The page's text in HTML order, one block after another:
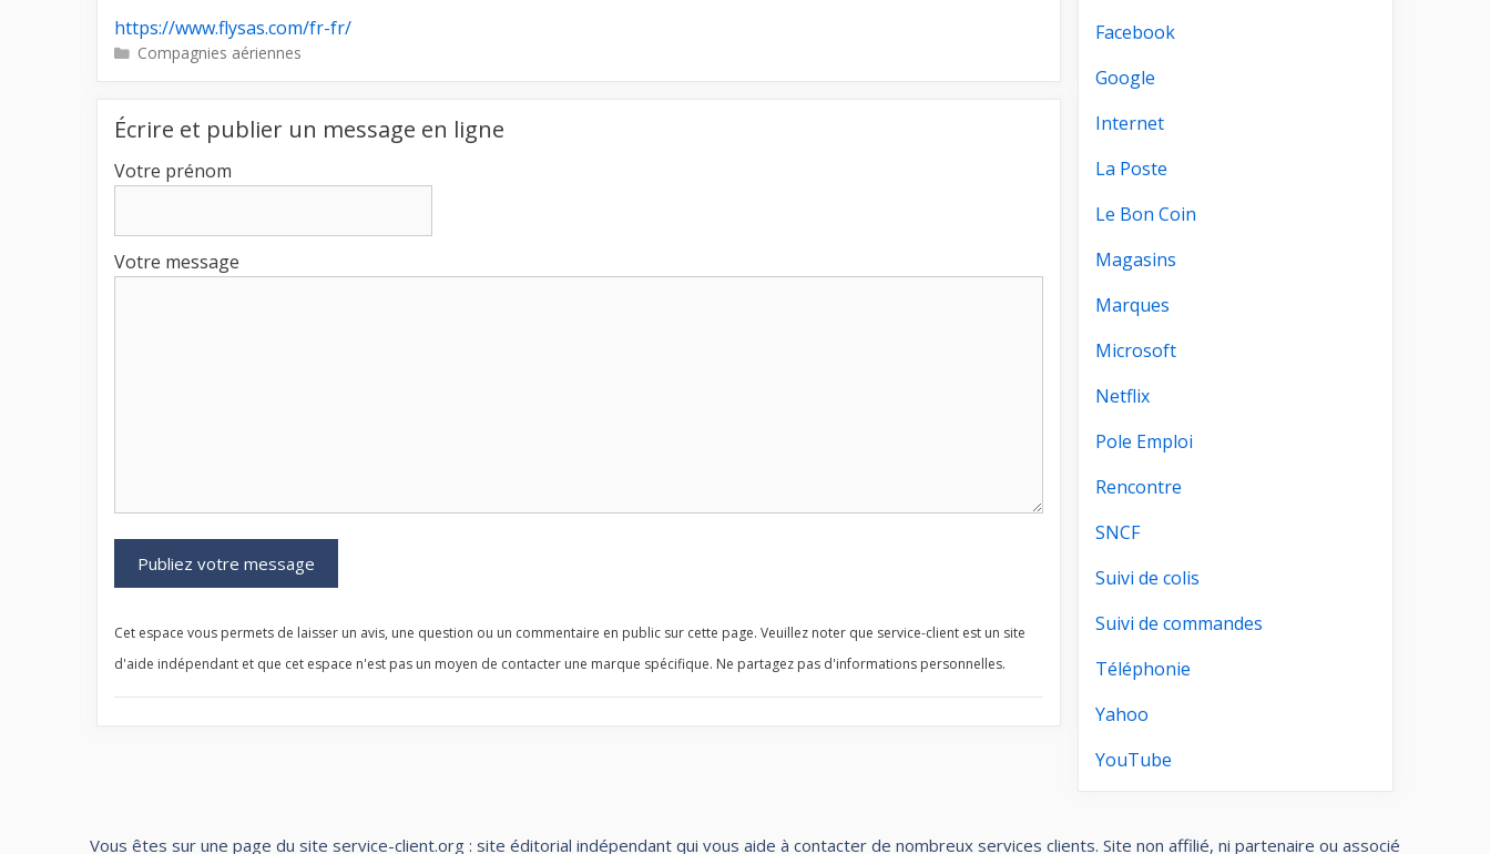
https://www.flysas.com/fr-fr/
Catégories
Compagnies aériennes
Écrire et publier un message en ligne
Votre prénom
Votre message
Cet espace vous permets de laisser un avis, une question ou un commentaire en public sur cette page. Veuillez noter que service-client est un site
d'aide indépendant et que cet espace n'est pas un moyen de contacter une marque spécifique. Ne partagez pas d'informations personnelles.
Facebook
Google
Internet
La Poste
Le Bon Coin
Magasins
Marques
Microsoft
Netflix
Pole Emploi
Rencontre
SNCF
Suivi de colis
Suivi de commandes
Téléphonie
Yahoo
YouTube
Vous êtes sur une page du site service-client.org : site éditorial indépendant qui vous aide à contacter de nombreux services clients. Site non affilié, ni partenaire ou associé